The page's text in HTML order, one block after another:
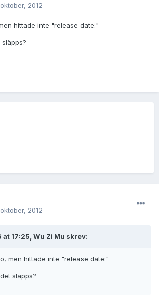
2012
hittade inte "release date:"
2012
17:25, Wu Zi Mu skrev:
men hittade inte "release date:"
släpps?